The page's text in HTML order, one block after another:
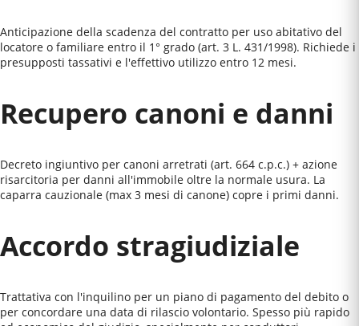
Anticipazione della scadenza del contratto per uso abitativo del
locatore o familiare entro il 1° grado (art. 3 L. 431/1998). Richiede i
presupposti tassativi e l'effettivo utilizzo entro 12 mesi.
Recupero canoni e danni
Decreto ingiuntivo per canoni arretrati (art. 664 c.p.c.) + azione
risarcitoria per danni all'immobile oltre la normale usura. La
caparra cauzionale (max 3 mesi di canone) copre i primi danni.
Accordo stragiudiziale
Trattativa con l'inquilino per un piano di pagamento del debito o
per concordare una data di rilascio volontario. Spesso più rapido